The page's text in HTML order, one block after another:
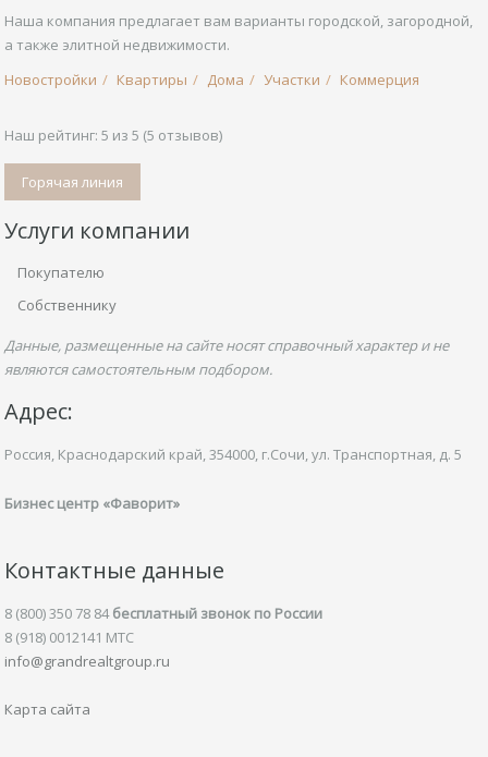
Наша компания предлагает вам варианты городской, загородной,
а также элитной недвижимости.
Новостройки
Квартиры Дома Участки Коммерция
Наш рейтинг: 5 из 5 (5 отзывов)
Горячая линия
Услуги компании
Покупателю
Собственнику
Данные, размещенные на сайте носят справочный характер и не
являются самостоятельным подбором.
Адрес:
Россия, Краснодарский край,354000, г.Сочи, ул. Транспортная, д. 5
Бизнес центр «Фаворит»
Контактные данные
8 (800) 350 78 84бесплатный звонок по России
8 (918) 0012141 MTC
info@grandrealtgroup.ru
Карта сайта